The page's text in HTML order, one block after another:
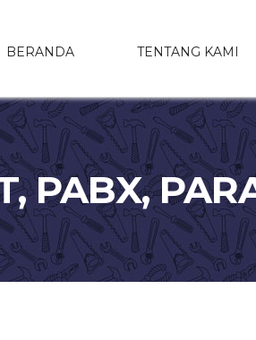
BERANDA TENTANG KAMI
PABX,